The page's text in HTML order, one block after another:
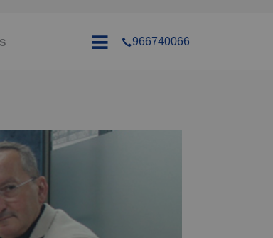
966740066